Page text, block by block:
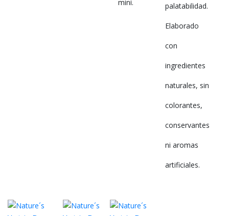
mini. palatabilidad.
Elaborado
con
ingredientes
naturales, sin
colorantes,
conservantes
ni aromas
artificiales.